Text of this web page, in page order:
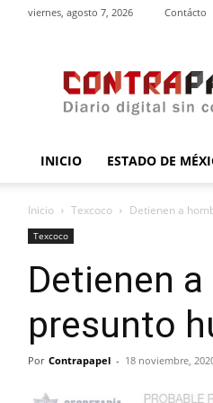
viernes, agosto 7, 2026 Contácto
INICIO ESTADO DE
Inicio Texcoco Detienen a
Texcoco
Detienen
presunto
Por Contrapapel - 18 noviembre,